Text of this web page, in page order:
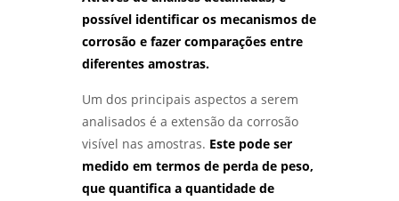
ANÁLISE DE QUEBRA DE PARAFUSOS:
ENTENDA AS CAUSAS E SOLUÇÕES -
ANÁLISE DO TIPO DE QUEBRA: ENTENDA SEUS
possível identificar os mecanismos de
corrosão e fazer comparações entre
diferentes amostras.
Um dos principais aspectos a serem
analisados é a extensão da corrosão
visível nas amostras. Este pode ser
medido em termos de perda de peso,
que quantifica a quantidade de